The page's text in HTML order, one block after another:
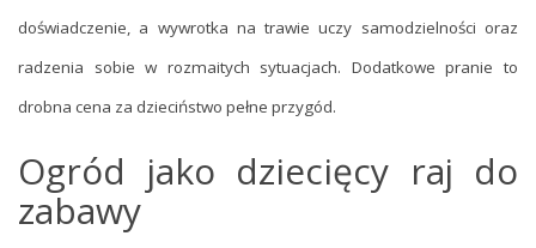
doświadczenie, a wywrotka na trawie uczy samodzielności oraz
radzenia sobie w rozmaitych sytuacjach. Dodatkowe pranie to
drobna cena za dzieciństwo pełne przygód.
Ogród jako dziecięcy raj do
zabawy